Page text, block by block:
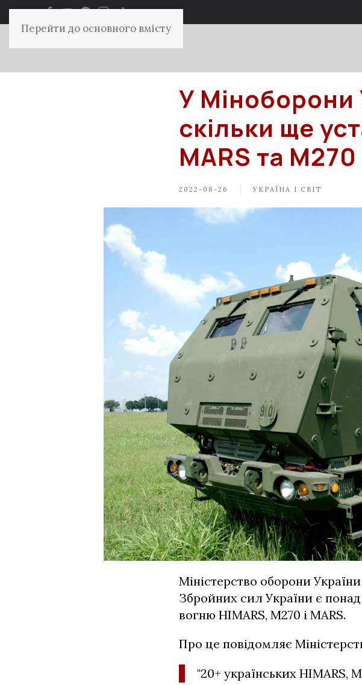
Перейти до основного вмісту
У Міноборони
скільки ще
MARS та
2022-08-26 УКРАЇНА І СВІТ
Міністерство оборони
Збройних сил України є
вогню HIMARS, M270 і MARS.
Про це повідомляє
"20+ українських HIMARS,